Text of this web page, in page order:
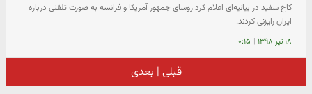
کاخ سفید در بیانیه‌ای اعلام کرد روسای جمهور آمریکا و فرانسه به صورت تلفنی درباره
ایران رایزنی کردند.
۱۸ تیر ۱۳۹۸ | ۰:۱۵
قبلی | بعدی